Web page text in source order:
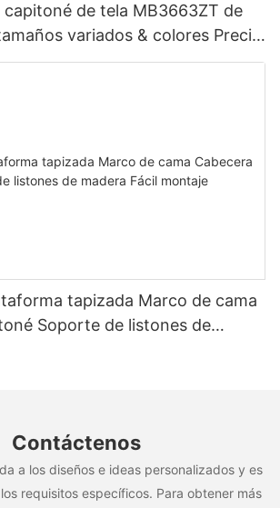
capitoné de tela MB3663ZT de
variados & colores Precio
JLH
tapizada Marco de cama
Soporte de listones de
Contáctenos
a los diseños e ideas personalizados y es
requisitos específicos. Para obtener más